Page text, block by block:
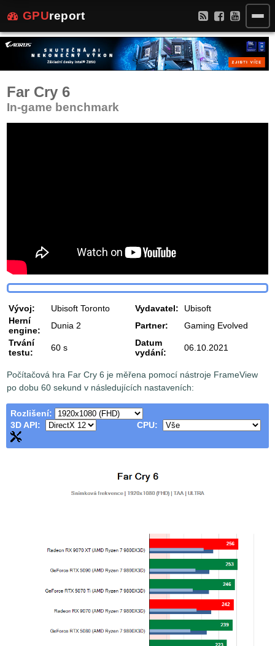
GPUreport
Far Cry 6
In-game benchmark
Vývoj: Ubisoft Toronto Vydavatel:
Ubisoft
Herní
engine:
Dunia 2 Partner:
Gaming Evolved
Trvání
testu:
60 s
Datum
vydání:
06.10.2021
Počítačová hra Far Cry 6 je měřena pomocí nástroje FrameView
po dobu 60 sekund v následujících nastaveních:
Rozlišení:
3D API:
CPU: